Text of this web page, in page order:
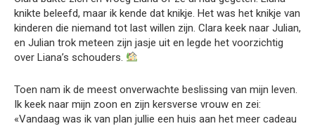
knikte beleefd, maar ik kende dat knikje. Het was het knikje van
kinderen die niemand tot last willen zijn. Clara keek naar Julian,
en Julian trok meteen zijn jasje uit en legde het voorzichtig
over Liana’s schouders.
Toen nam ik de meest onverwachte beslissing van mijn leven.
Ik keek naar mijn zoon en zijn kersverse vrouw en zei:
«Vandaag was ik van plan jullie een huis aan het meer cadeau